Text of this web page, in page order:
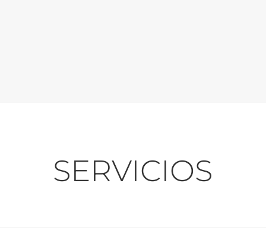
SERVICIOS